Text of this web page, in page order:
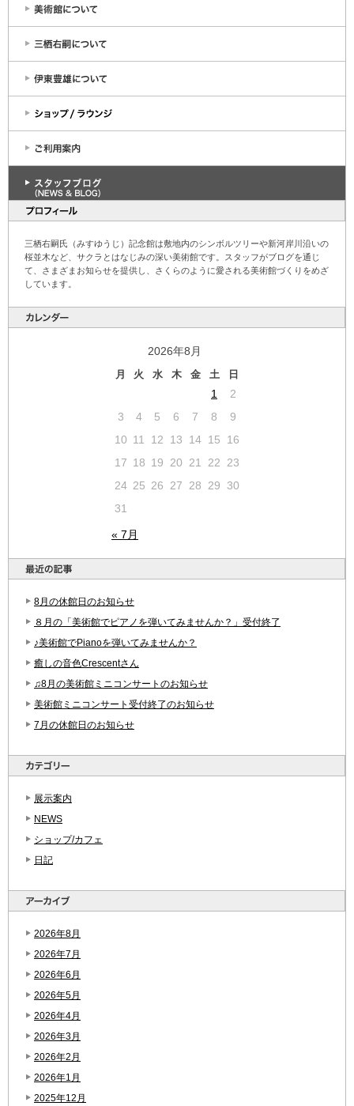
三栖右嗣氏（みすゆうじ）記念館は敷地内のシンボルツリーや新河岸川沿いの
桜並木など、サクラとはなじみの深い美術館です。スタッフがブログを通じ
て、さまざまお知らせを提供し、さくらのように愛される美術館づくりをめざ
しています。
2026年8月
月 火 水 木 金 土 日
« 7月
1
2
3
4 5 6 7 8
9
10 11 12 13 14 15
16
17 18 19 20 21 22
23
24 25 26 27 28 29
30
31
8月の休館日のお知らせ
８月の「美術館でピアノを弾いてみませんか？」受付終了
♪美術館でPianoを弾いてみませんか？
癒しの音色Crescentさん
♫8月の美術館ミニコンサートのお知らせ
美術館ミニコンサート受付終了のお知らせ
7月の休館日のお知らせ
展示案内
NEWS
ショップ/カフェ
日記
2026年8月
2026年7月
2026年6月
2026年5月
2026年4月
2026年3月
2026年2月
2026年1月
2025年12月